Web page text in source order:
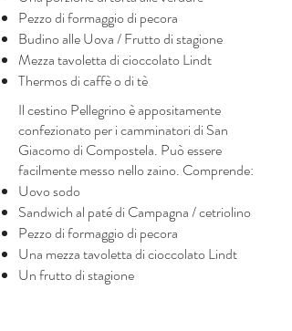
Pezzo di formaggio di pecora
Budino alle Uova / Frutto di stagione
Mezza tavoletta di cioccolato Lindt
Thermos di caffè o di tè
Il cestino Pellegrino è appositamente
confezionato per i camminatori di San
Giacomo di Compostela. Può essere
facilmente messo nello zaino. Comprende:
Uovo sodo
Sandwich al paté di Campagna / cetriolino
Pezzo di formaggio di pecora
Una mezza tavoletta di cioccolato Lindt
Un frutto di stagione